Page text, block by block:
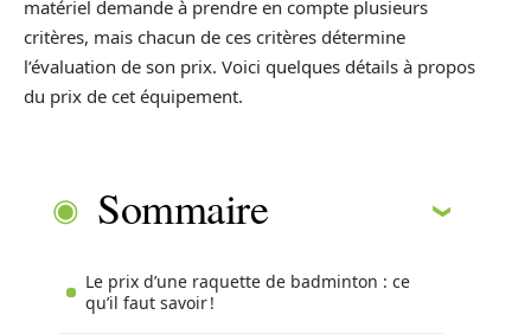
matériel demande à prendre en compte plusieurs
critères, mais chacun de ces critères détermine
l’évaluation de son prix. Voici quelques détails à propos
du prix de cet équipement.
Sommaire
Le prix d’une raquette de badminton : ce
qu’il faut savoir !